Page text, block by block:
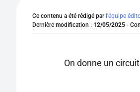
Ce contenu a été rédigé par l'équipe
Dernière modification : 12/05/2025 -
On donne un